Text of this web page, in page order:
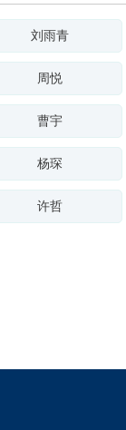
刘雨青
周悦
曹宇
杨琛
许哲